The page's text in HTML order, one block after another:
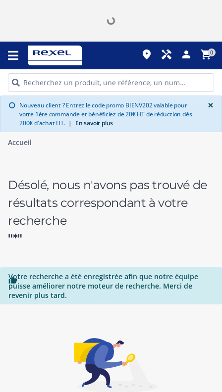
place handyman person shopping_cart0
info Nouveau client ? Entrez le code promo BIENV202 valable pour
votre 1ère commande et bénéficiez de 20€ HT de réduction dès
200€ d'achat HT. | En savoir plus
×
Accueil
Désolé, nous n'avons pas trouvé de
résultats correspondant à votre
recherche
"*"

Votre recherche a été enregistrée afin que notre équipe
puisse améliorer notre moteur de recherche. Merci de
revenir plus tard.